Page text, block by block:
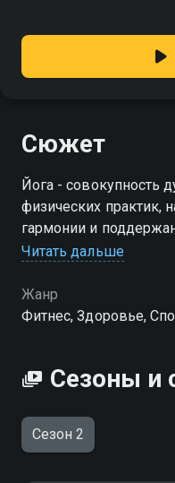
Сюжет
Йога - совокупность
физических практик,
гармонии и
состоянии. Хотите
для вас!
Читать дальше
Жанр
Фитнес, Здоровье,
Сезоны и
Сезон 2